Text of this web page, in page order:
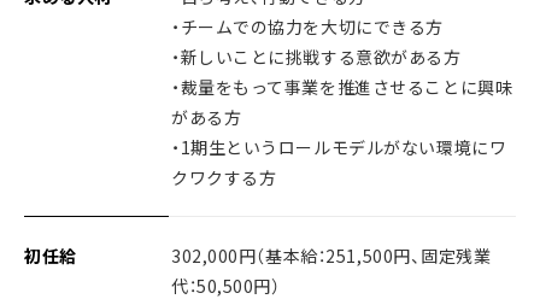
・チームでの協力を大切にできる方
・新しいことに挑戦する意欲がある方
・裁量をもって事業を推進させることに興味
がある方
・1期生というロールモデルがない環境にワ
クワクする方
初任給
302,000円（基本給：251,500円、固定残業
代：50,500円）